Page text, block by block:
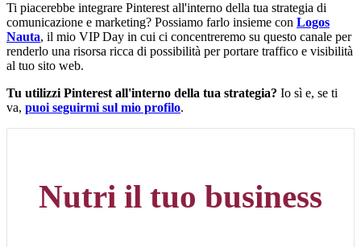
Ti piacerebbe integrare Pinterest all'interno della tua strategia di
comunicazione e marketing? Possiamo farlo insieme con Logos
Nauta, il mio VIP Day in cui ci concentreremo su questo canale per
renderlo una risorsa ricca di possibilità per portare traffico e visibilità
al tuo sito web.
Tu utilizzi Pinterest all'interno della tua strategia? Io sì e, se ti
va, puoi seguirmi sul mio profilo.
Nutri il tuo business